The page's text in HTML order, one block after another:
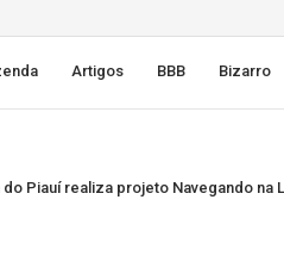
Artigos BBB Bizarro
Piauí realiza projeto Navegando na